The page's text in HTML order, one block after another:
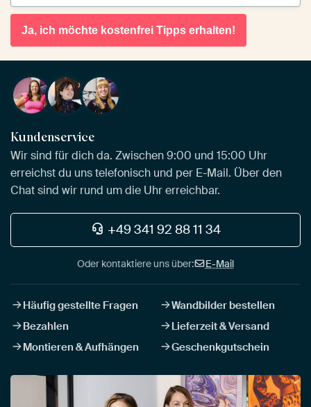
Ja, ich möchte kostenfrei Tipps erhalten!
Kundenservice
Wir sind für dich da. Zwischen 9:00 und 15:00 Uhr
erreichst du uns telefonisch und per E-Mail. Über den
Chat sind wir rund um die Uhr erreichbar.
+49 341 92 88 11 34
Oder kontaktiere uns über: E-Mail
Häufig gestellte Fragen
Wandbilder bestellen
Bezahlen
Lieferzeit & Versand
Montieren & Aufhängen
Geschenkgutschein